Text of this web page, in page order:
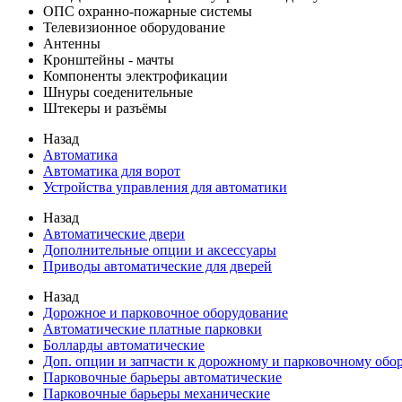
ОПС охранно-пожарные системы
Телевизионное оборудование
Антенны
Кронштейны - мачты
Компоненты электрофикации
Шнуры соеденительные
Штекеры и разъёмы
Назад
Автоматика
Автоматика для ворот
Устройства управления для автоматики
Назад
Автоматические двери
Дополнительные опции и аксессуары
Приводы автоматические для дверей
Назад
Дорожное и парковочное оборудование
Автоматические платные парковки
Болларды автоматические
Доп. опции и запчасти к дорожному и парковочному
Парковочные барьеры автоматические
Парковочные барьеры механические